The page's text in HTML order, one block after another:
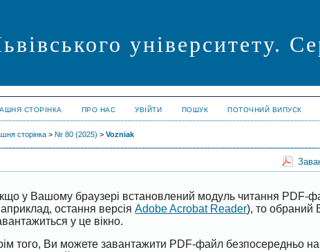
університету.
СТОРІНКА ПРО НАС УВІЙТИ ПОШУК ПОТОЧНИЙ ВИПУСК
сторінка > № 80 (2025) >Vozniak
у Вашому браузері встановлений модуль читання PDF-
остання версіяAdobe Acrobat Reader), то
у це вікно.
того, Ви можете завантажити PDF-файл безпосередньо на